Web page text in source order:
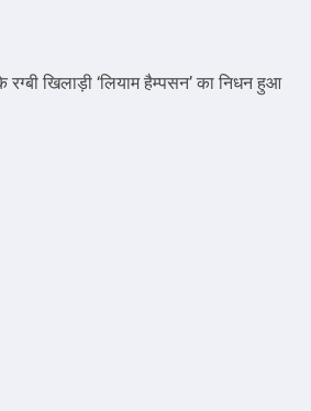
खिलाड़ी ‘लियाम हैम्पसन’ का निधन हुआ